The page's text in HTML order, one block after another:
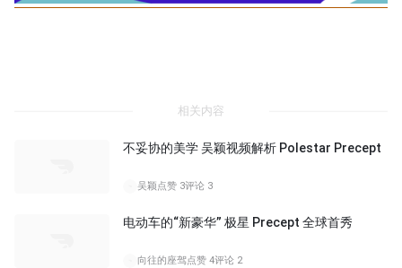
相关内容
不妥协的美学 吴颖视频解析 Polestar Precept
吴颖点赞 3评论 3
电动车的“新豪华” 极星 Precept 全球首秀
向往的座驾点赞 4评论 2